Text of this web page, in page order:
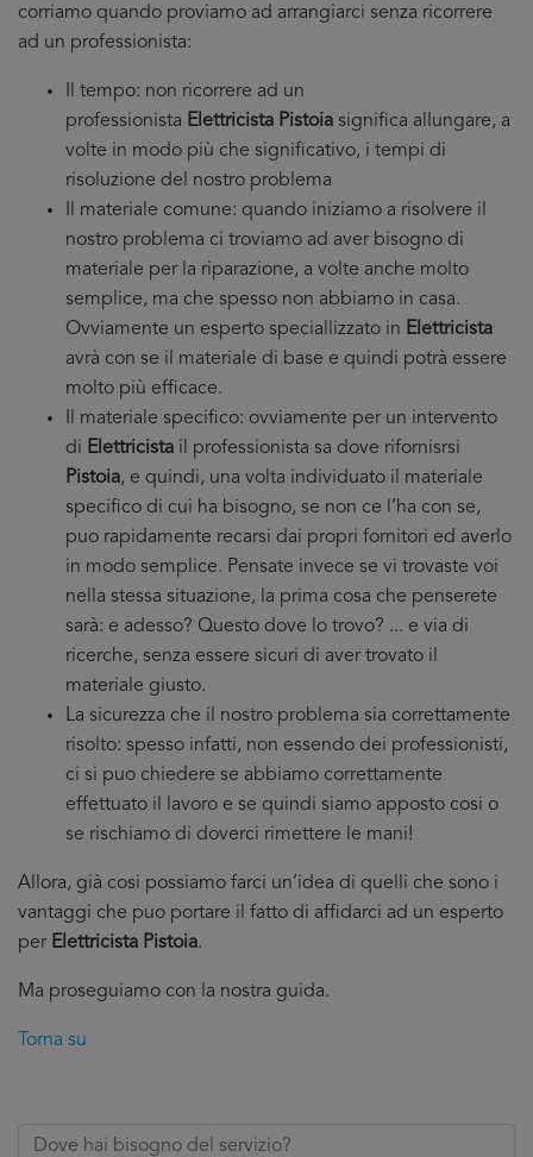
corriamo quando proviamo ad arrangiarci senza ricorrere
ad un professionista:
Il tempo: non ricorrere ad un
professionista Elettricista Pistoia significa allungare, a
volte in modo più che significativo, i tempi di
risoluzione del nostro problema
Il materiale comune: quando iniziamo a risolvere il
nostro problema ci troviamo ad aver bisogno di
materiale per la riparazione, a volte anche molto
semplice, ma che spesso non abbiamo in casa.
Ovviamente un esperto speciallizzato in Elettricista
avrà con se il materiale di base e quindi potrà essere
molto più efficace.
Il materiale specifico: ovviamente per un intervento
di Elettricista il professionista sa dove rifornisrsi
Pistoia, e quindi, una volta individuato il materiale
specifico di cui ha bisogno, se non ce l’ha con se,
puo rapidamente recarsi dai propri fornitori ed averlo
in modo semplice. Pensate invece se vi trovaste voi
nella stessa situazione, la prima cosa che penserete
sarà: e adesso? Questo dove lo trovo? ... e via di
ricerche, senza essere sicuri di aver trovato il
materiale giusto.
La sicurezza che il nostro problema sia correttamente
risolto: spesso infatti, non essendo dei professionisti,
ci si puo chiedere se abbiamo correttamente
effettuato il lavoro e se quindi siamo apposto cosi o
se rischiamo di doverci rimettere le mani!
Allora, già cosi possiamo farci un’idea di quelli che sono i
vantaggi che puo portare il fatto di affidarci ad un esperto
per Elettricista Pistoia.
Ma proseguiamo con la nostra guida.
Torna su